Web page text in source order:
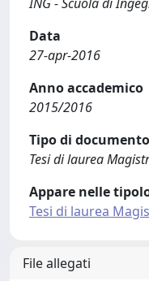
Data
27-apr-2016
Anno accademico
2015/2016
Tipo di documento
Tesi di laurea
Appare nelle
Tesi di laurea
File allegati